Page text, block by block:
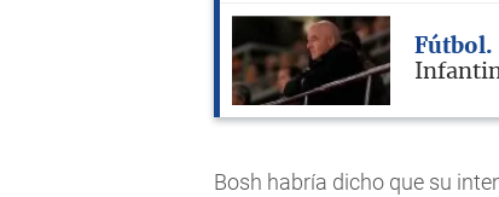
Fútbol
Bosh habría dicho que su